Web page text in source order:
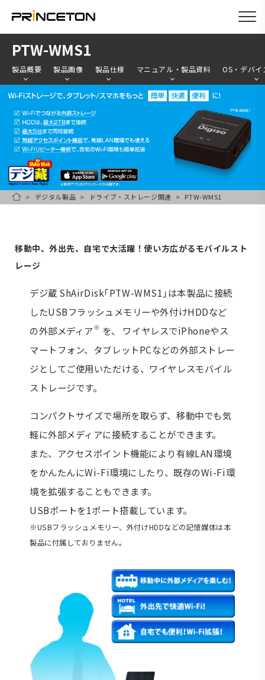
コ
に
PTW-WMS1
製品概要 製品画像 製品仕様 マニュアル・製品資料 OS・デバイ
HOMEデジタル製品 ドライブ・ストレージ関連 PTW-WMS1
移動中、外出先、自宅で大活躍！使い方広がるモバイルスト
レージ
デジ蔵 ShAirDisk｢PTW-WMS1｣は本製品に接続
したUSBフラッシュメモリーや外付けHDDなど
の外部メディア※ を、 ワイヤレスでiPhoneやス
マートフォン、タブレットPCなどの外部ストレー
ジとしてご使用いただける、ワイヤレスモバイル
ストレージです。
コンパクトサイズで場所を取らず、移動中でも気
軽に外部メディアに接続することができます。
また、アクセスポイント機能により有線LAN環境
をかんたんにWi-Fi環境にしたり、既存のWi-Fi環
境を拡張することもできます。
USBポートを1ポート搭載しています。
※USBフラッシュメモリー、外付けHDDなどの記憶媒体は本
製品に付属しておりません。